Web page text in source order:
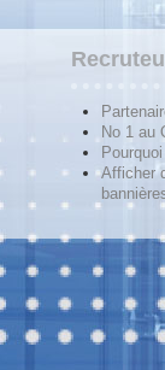
No 1 au
Afficher